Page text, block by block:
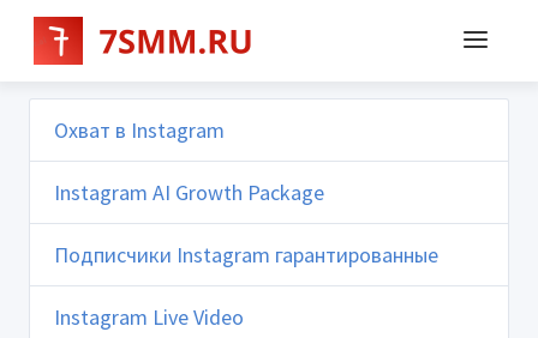
Охват в Instagram
Instagram AI Growth Package
Подписчики Instagram гарантированные
Instagram Live Video